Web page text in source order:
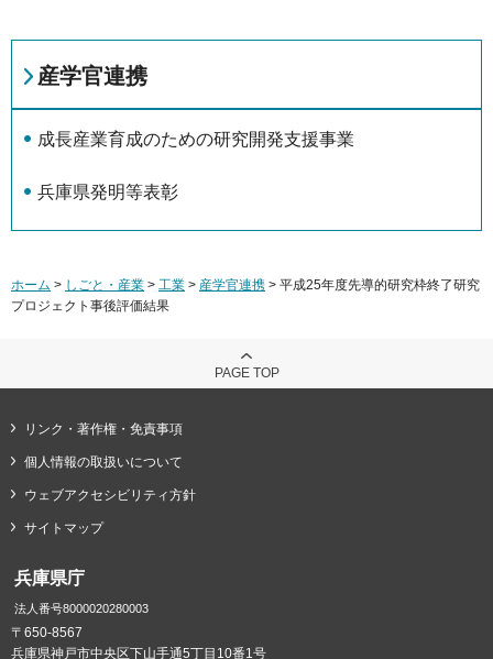
産学官連携
成長産業育成のための研究開発支援事業
兵庫県発明等表彰
ホーム > しごと・産業 > 工業 > 産学官連携 > 平成25年度先導的研究枠終了研究
プロジェクト事後評価結果
PAGE TOP
リンク・著作権・免責事項
個人情報の取扱いについて
ウェブアクセシビリティ方針
サイトマップ
兵庫県庁
法人番号8000020280003
〒650-8567
兵庫県神戸市中央区下山手通5丁目10番1号